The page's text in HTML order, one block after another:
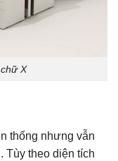
X
thống nhưng vẫn
Tùy theo diện tích